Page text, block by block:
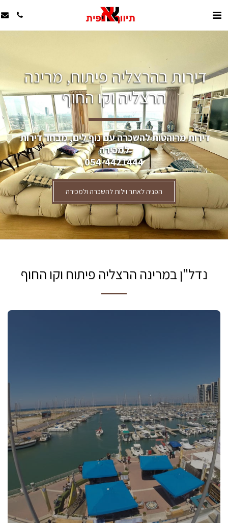
דירות בהרצליה פיתוח, מרינה
הרצליה וקו החוף
דירות מרוהטות להשכרה עם נוף לים, מבחר דירות
למכירה
054-4421444
הפניה לאתר וילות להשכרה ולמכירה
נדל"ן במרינה הרצליה פיתוח וקו החוף